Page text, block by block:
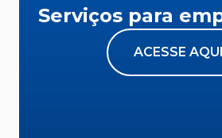
Serviços para
ACESSE AQUI